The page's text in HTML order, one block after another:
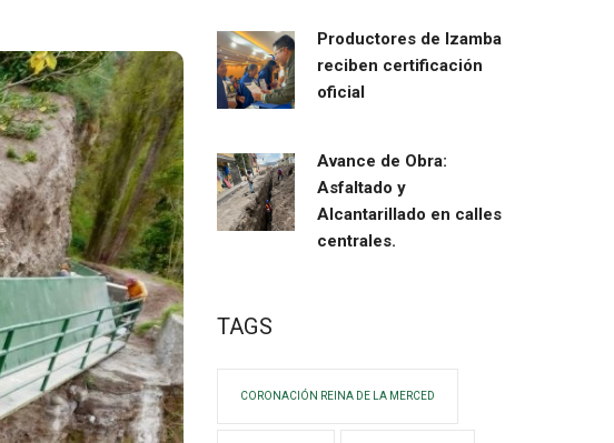
Productores de Izamba
reciben certificación
oficial
Avance de Obra:
Asfaltado y
Alcantarillado en calles
centrales.
TAGS
CORONACIÓN REINA DE LA MERCED